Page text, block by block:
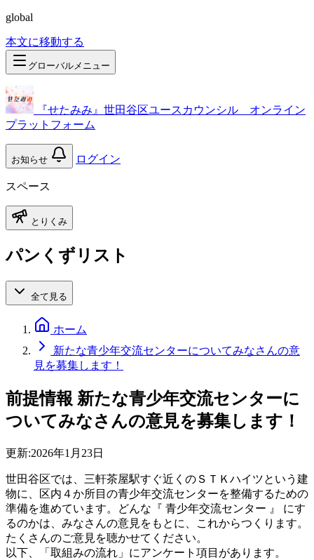
global
本文に移動する
グローバルメニュー
『せたみみ』世田谷区ユースカウンシル オンライン
プラットフォーム
お知らせ ログイン
スペース
とりくみ
パンくずリスト
全て見る
ホーム
新たな青少年交流センターについてみなさんの意
見を募集します！
前提情報 新たな青少年交流センターに
ついてみなさんの意見を募集します！
更新:2026年1月23日
世田谷区では、三軒茶屋駅すぐ近くのＳＴＫハイツという建
物に、区内４か所目の青少年交流センターを整備するための
準備を進めています。どんな『 青少年交流センター 』 にす
るのかは、みなさんの意見をもとに、これからつくります。
たくさんのご意見を聴かせてください。
以下、「取組みの流れ」にアンケート項目があります。